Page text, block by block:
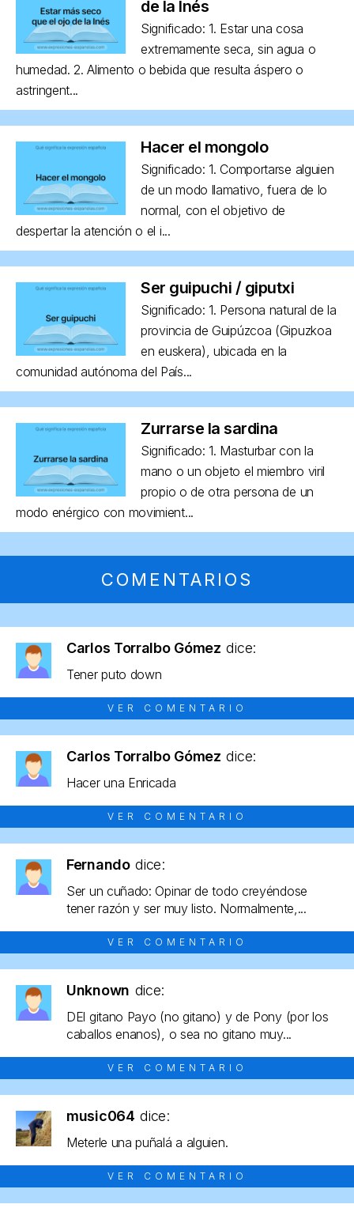
de la Inés
Significado: 1. Estar una cosa
extremamente seca, sin agua o
humedad. 2. Alimento o bebida que resulta áspero o
astringent...
Hacer el mongolo
Significado: 1. Comportarse alguien
de un modo llamativo, fuera de lo
normal, con el objetivo de
despertar la atención o el i...
Ser guipuchi / giputxi
Significado: 1. Persona natural de la
provincia de Guipúzcoa (Gipuzkoa
en euskera), ubicada en la
comunidad autónoma del País...
Zurrarse la sardina
Significado: 1. Masturbar con la
mano o un objeto el miembro viril
propio o de otra persona de un
modo enérgico con movimient...
COMENTARIOS
Carlos Torralbo Gómez dice:
Tener puto down
VER COMENTARIO
Carlos Torralbo Gómez dice:
Hacer una Enricada
VER COMENTARIO
Fernando dice:
Ser un cuñado: Opinar de todo creyéndose
tener razón y ser muy listo. Normalmente,...
VER COMENTARIO
Unknown dice:
DEl gitano Payo (no gitano) y de Pony (por los
caballos enanos), o sea no gitano muy...
VER COMENTARIO
music064 dice:
Meterle una puñalá a alguien.
VER COMENTARIO